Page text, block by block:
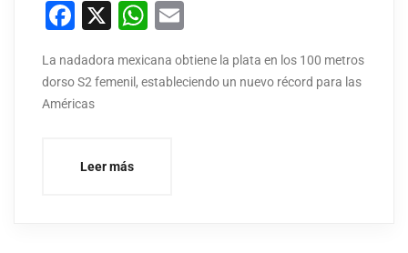
Facebook
X WhatsApp
La nadadora mexicana obtiene la plata en los 100 metros
dorso S2 femenil, estableciendo un nuevo récord para las
Américas
Leer más